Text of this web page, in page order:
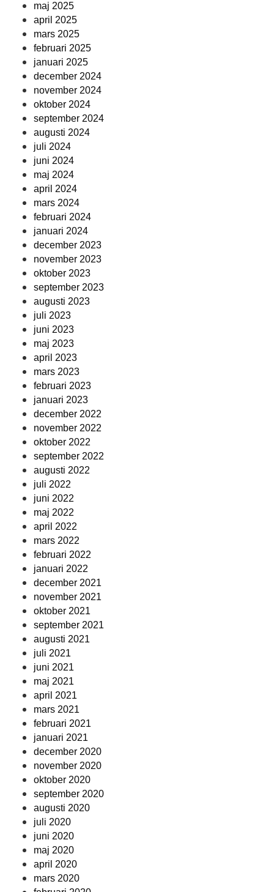
maj 2025
april 2025
mars 2025
februari 2025
januari 2025
december 2024
november 2024
oktober 2024
september 2024
augusti 2024
juli 2024
juni 2024
maj 2024
april 2024
mars 2024
februari 2024
januari 2024
december 2023
november 2023
oktober 2023
september 2023
augusti 2023
juli 2023
juni 2023
maj 2023
april 2023
mars 2023
februari 2023
januari 2023
december 2022
november 2022
oktober 2022
september 2022
augusti 2022
juli 2022
juni 2022
maj 2022
april 2022
mars 2022
februari 2022
januari 2022
december 2021
november 2021
oktober 2021
september 2021
augusti 2021
juli 2021
juni 2021
maj 2021
april 2021
mars 2021
februari 2021
januari 2021
december 2020
november 2020
oktober 2020
september 2020
augusti 2020
juli 2020
juni 2020
maj 2020
april 2020
mars 2020